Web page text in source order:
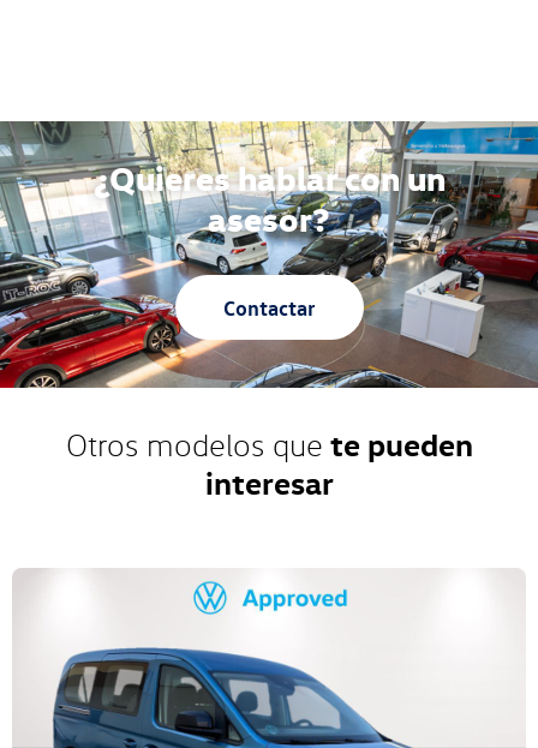
¿Quieres hablar con un
asesor?
Contactar
Otros modelos que te pueden
interesar